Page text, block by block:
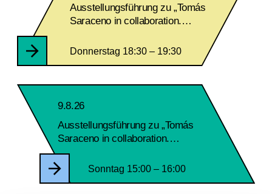
Ausstellungsführung zu „Tomás
Saraceno in collaboration.
Donnerstag 18:30 – 19:30
9.8.26
Ausstellungsführung zu „Tomás
Saraceno in collaboration.
Verwobene Welten”
Sonntag 15:00 – 16:00